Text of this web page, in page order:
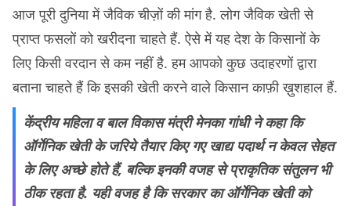
आज पूरी दुनिया में जैविक चीज़ों की मांग है. लोग जैविक खेती से
प्राप्त फसलों को खरीदना चाहते हैं. ऐसे में यह देश के किसानों के
लिए किसी वरदान से कम नहीं है. हम आपको कुछ उदाहरणों द्वारा
बताना चाहते हैं कि इसकी खेती करने वाले किसान काफ़ी ख़ुशहाल हैं.
केंद्रीय महिला व बाल विकास मंत्री मेनका गांधी ने कहा कि
ऑर्गेनिक खेती के जरिये तैयार किए गए खाद्य पदार्थ न केवल सेहत
के लिए अच्छे होते हैं, बल्कि इनकी वजह से प्राकृतिक संतुलन भी
ठीक रहता है. यही वजह है कि सरकार का ऑर्गेनिक खेती को